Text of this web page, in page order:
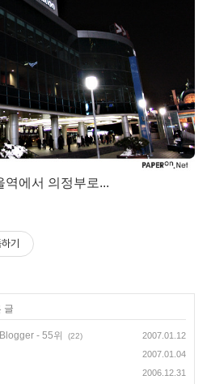
역에서 의정부로...
기
글
- 55위 (22) 2007.01.12
2007.01.04
2006.12.31